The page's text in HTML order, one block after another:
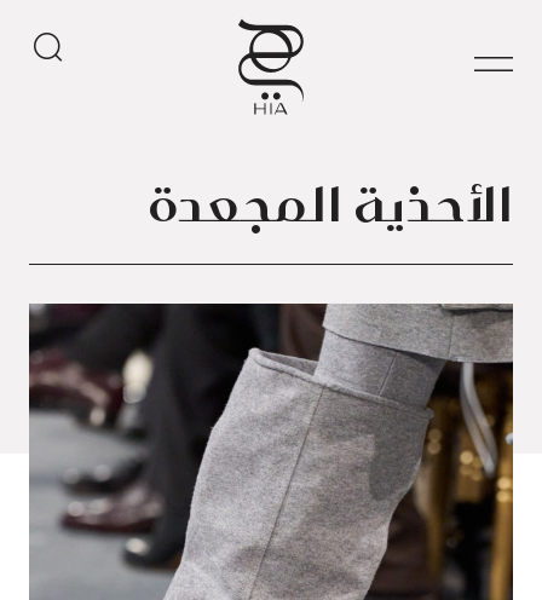
الأحذية المجعدة